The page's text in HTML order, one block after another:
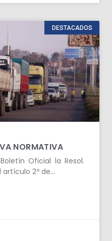
DESTACADOS
NORMATIVA
Oficial la Resol.
2º de…